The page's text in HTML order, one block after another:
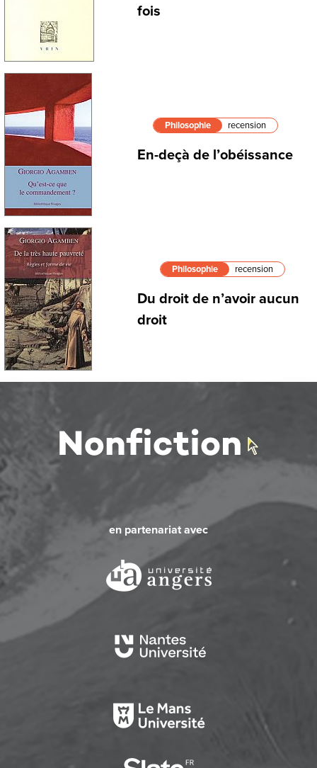
fois
Philosophie recension
En-deçà de l’obéissance
Philosophie recension
Du droit de n’avoir aucun
droit
en partenariat avec